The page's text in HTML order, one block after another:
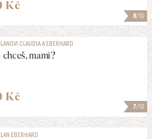
8/10
Kč
7/10
CLAUDIA A EBERHARD
chceš, mami?
Kč
EBERHARD